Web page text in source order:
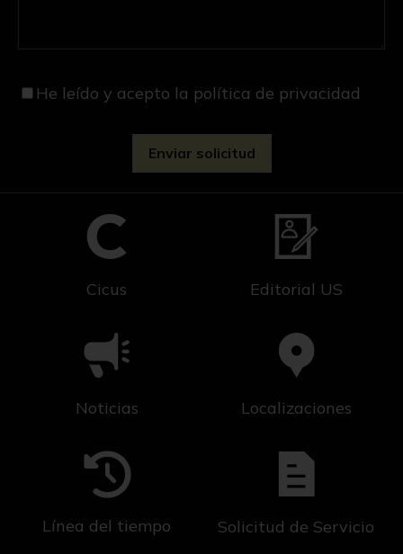
He leído y acepto la política de privacidad
Cicus Editorial US
Noticias Localizaciones
Línea del tiempo Solicitud de Servicio